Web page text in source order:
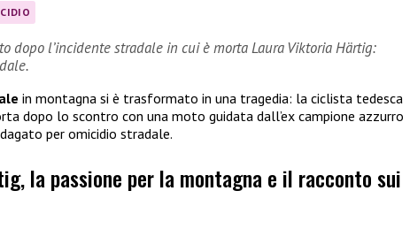
dopo l’incidente stradale in cui è morta Laura Viktoria Härtig:
in montagna si è trasformato in una tragedia: la ciclista tedesca
dopo lo scontro con una moto guidata dall’ex campione azzurro
per omicidio stradale.
la passione per la montagna e il racconto sui